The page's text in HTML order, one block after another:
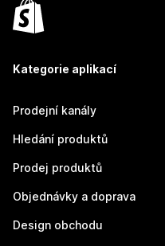
Kategorie aplikací
Prodejní kanály
Hledání produktů
Prodej produktů
Objednávky a doprava
Design obchodu